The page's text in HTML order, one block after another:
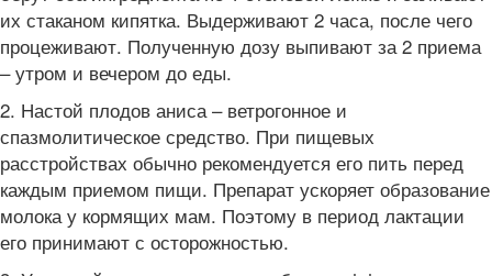
их стаканом кипятка. Выдерживают 2 часа, после чего
процеживают. Полученную дозу выпивают за 2 приема
– утром и вечером до еды.
2. Настой плодов аниса – ветрогонное и
спазмолитическое средство. При пищевых
расстройствах обычно рекомендуется его пить перед
каждым приемом пищи. Препарат ускоряет образование
молока у кормящих мам. Поэтому в период лактации
его принимают с осторожностью.